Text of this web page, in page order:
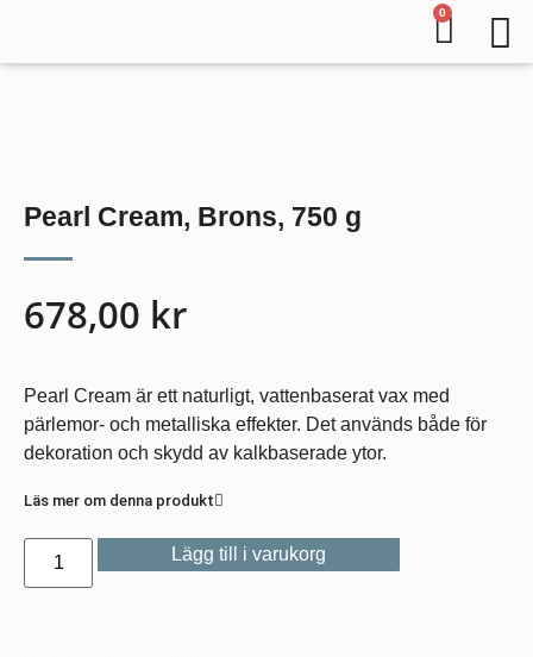
0
Pearl Cream, Brons, 750 g
678,00 kr
Pearl Cream är ett naturligt, vattenbaserat vax med
pärlemor- och metalliska effekter. Det används både för
dekoration och skydd av kalkbaserade ytor.
Läs mer om denna produkt
Lägg till i varukorg